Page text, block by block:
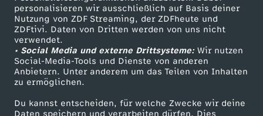
personalisieren wir ausschließlich auf Basis deiner
Nutzung von ZDF Streaming, der ZDFheute und
ZDFtivi. Daten von Dritten werden von uns nicht
verwendet.
• Social Media und externe Drittsysteme:Wir nutzen
Social-Media-Tools und Dienste von anderen
Anbietern. Unter anderem um das Teilen von Inhalten
zu ermöglichen.
Du kannst entscheiden, für welche Zwecke wir deine
Daten speichern und verarbeiten dürfen. Dies
E
R
R
E
ZDF Unternehmen
Karriere
ZDF goes Schule